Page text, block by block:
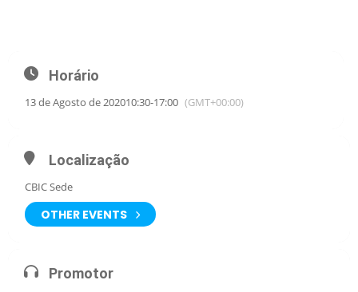
Horário
13 de Agosto de 202010:30-17:00 (GMT+00:00)
Localização
CBIC Sede
OTHER EVENTS
Promotor